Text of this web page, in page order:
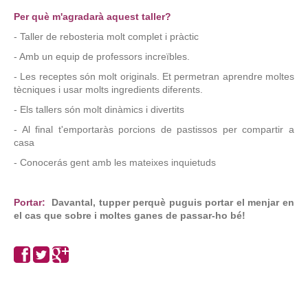
Per què m'agradarà aquest taller?
- Taller de rebosteria molt complet i pràctic
- Amb un equip de professors increïbles.
- Les receptes són molt originals. Et permetran aprendre moltes
tècniques i usar molts ingredients diferents.
- Els tallers són molt dinàmics i divertits
- Al final t'emportaràs porcions de pastissos per compartir a
casa
- Conocerás gent amb les mateixes inquietuds
Portar: Davantal, tupper perquè puguis portar el menjar en
el cas que sobre i moltes ganes de passar-ho bé!